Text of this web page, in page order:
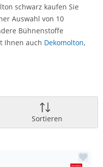
schwarz kaufen Sie
Auswahl von 10
Bühnenstoffe
Ihnen auch Dekomolton,
Sortieren